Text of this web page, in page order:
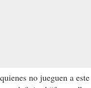
no jueguen a